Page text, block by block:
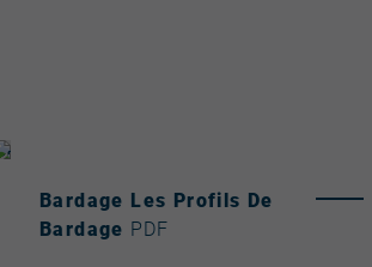
Bardage Les Profils De
Bardage PDF